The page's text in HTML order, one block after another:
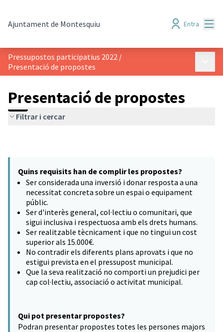
Ajuntament de Montesquiu Entra
Pressupostos participatius 2022 /
Presentació de propostes
Presentació de propostes
Filtrar i cercar
Quins requisits han de complir les propostes?
Ser considerada una inversió i donar resposta a una
necessitat concreta sobre un espai o equipament
públic.
Ser d'interès general, col·lectiu o comunitari, que
sigui inclusiva i respectuosa amb els drets humans.
Ser realitzable tècnicament i que no tingui un cost
superior als 15.000€.
No contradir els diferents plans aprovats i que no
estigui prevista en el pressupost municipal.
Que la seva realització no comporti un prejudici per
cap col·lectiu, associació o activitat municipal.
Qui pot presentar propostes?
Podran presentar propostes totes les persones majors